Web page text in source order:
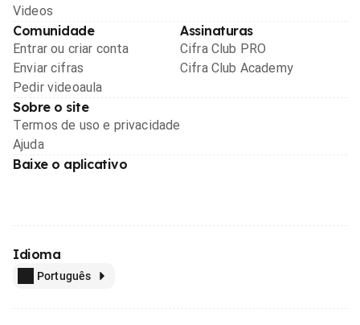
Videos
Comunidade
Entrar ou criar conta
Enviar cifras
Pedir videoaula
Assinaturas
Cifra Club PRO
Cifra Club Academy
Sobre o site
Termos de uso e privacidade
Ajuda
Baixe o aplicativo
Idioma
Português